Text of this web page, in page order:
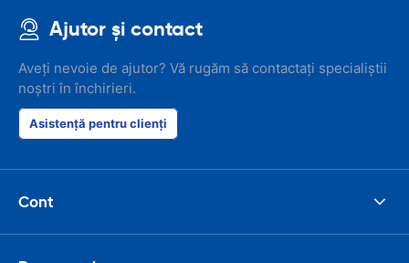
Ajutor și contact
Aveți nevoie de ajutor? Vă rugăm să contactați specialiștii
noștri în închirieri.
Asistență pentru clienți
Cont